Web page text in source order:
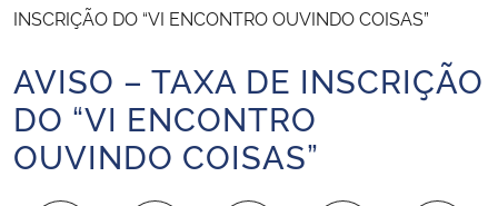
Ministério da Infraestrutura
Ministério da Agricultura, Pecuária e Abastecimento
INSCRIÇÃO DO “VI ENCONTRO OUVINDO COISAS”
Início do conteúdo
AVISO – TAXA DE INSCRIÇÃO
DO “VI ENCONTRO
OUVINDO COISAS”